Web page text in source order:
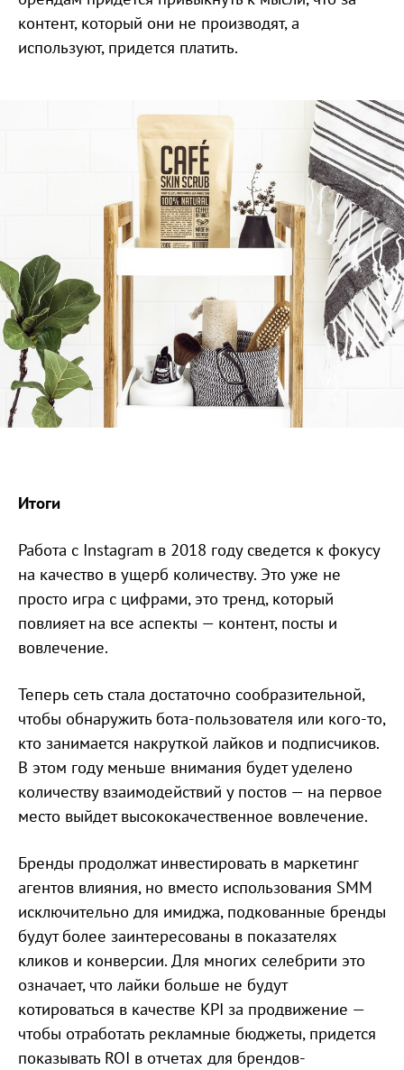
контент, который они не производят, а
используют, придется платить.
Итоги
Работа с Instagram в 2018 году сведется к фокусу
на качество в ущерб количеству. Это уже не
просто игра с цифрами, это тренд, который
повлияет на все аспекты — контент, посты и
вовлечение.
Теперь сеть стала достаточно сообразительной,
чтобы обнаружить бота-пользователя или кого-то,
кто занимается накруткой лайков и подписчиков.
В этом году меньше внимания будет уделено
количеству взаимодействий у постов — на первое
место выйдет высококачественное вовлечение.
Бренды продолжат инвестировать в маркетинг
агентов влияния, но вместо использования SMM
исключительно для имиджа, подкованные бренды
будут более заинтересованы в показателях
кликов и конверсии. Для многих селебрити это
означает, что лайки больше не будут
котироваться в качестве KPI за продвижение —
чтобы отработать рекламные бюджеты, придется
показывать ROI в отчетах для брендов-